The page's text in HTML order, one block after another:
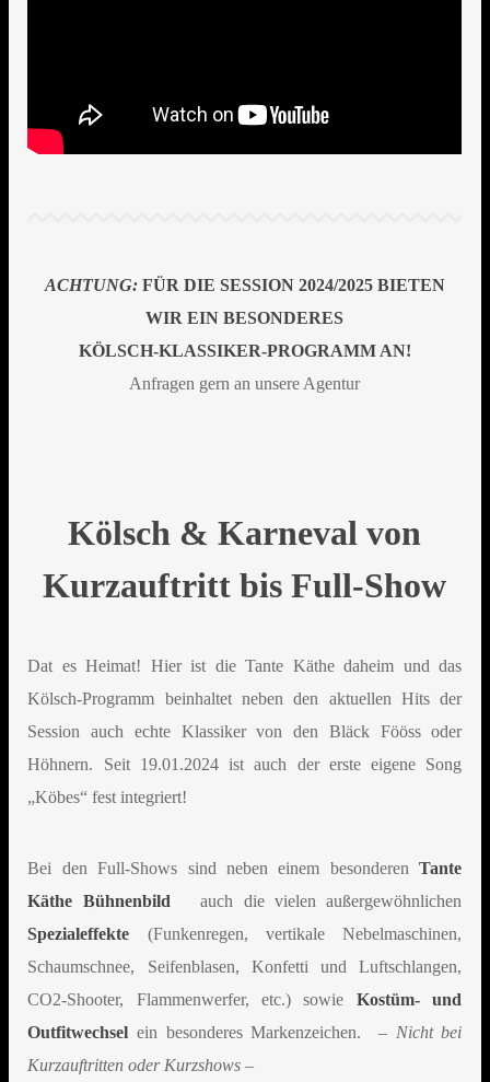
ACHTUNG:FÜR DIE SESSION 2024/2025 BIETEN
WIR EIN BESONDERES
KÖLSCH-KLASSIKER-PROGRAMM AN!
Anfragen gern an unsere Agentur
Kölsch & Karneval von
Kurzauftritt bis Full-Show
Dat es Heimat! Hier ist die Tante Käthe daheim und das
Kölsch-Programm beinhaltet neben den aktuellen Hits der
Session auch echte Klassiker von den Bläck Fööss oder
Höhnern. Seit 19.01.2024 ist auch der erste eigene Song
„Köbes“ fest integriert!
Bei den Full-Shows sind neben einem besonderenTante
Käthe Bühnenbild auch die vielen außergewöhnlichen
Spezialeffekte (Funkenregen, vertikale Nebelmaschinen,
Schaumschnee, Seifenblasen, Konfetti und Luftschlangen,
CO2-Shooter, Flammenwerfer, etc.) sowie Kostüm- und
Outfitwechsel ein besonderes Markenzeichen. – Nicht bei
Kurzauftritten oder Kurzshows –